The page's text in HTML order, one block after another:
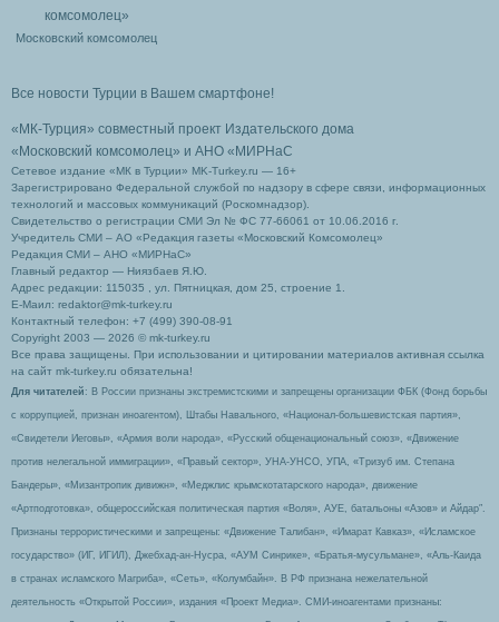
Московский комсомолец
Все новости Турции в Вашем смартфоне!
«МК-Турция» совместный проект Издательского дома
«Московский комсомолец» и АНО «МИРНаС
Сетевое издание «МК в Турции» MK-Turkey.ru — 16+
Зарегистрировано Федеральной службой по надзору в сфере связи, информационных
технологий и массовых коммуникаций (Роскомнадзор).
Свидетельство о регистрации СМИ Эл № ФС 77-66061 от 10.06.2016 г.
Учредитель СМИ – АО «Редакция газеты «Московский Комсомолец»
Редакция СМИ – АНО «МИРНаС»
Главный редактор — Ниязбаев Я.Ю.
Адрес редакции: 115035 , ул. Пятницкая, дом 25, строение 1.
Е-Маил: redaktor@mk-turkey.ru
Контактный телефон: +7 (499) 390-08-91
Copyright 2003 — 2026 © mk-turkey.ru
Все права защищены. При использовании и цитировании материалов активная ссылка
на сайт mk-turkey.ru обязательна!
Для читателей : В России признаны экстремистскими и запрещены организации ФБК (Фонд борьбы
с коррупцией, признан иноагентом), Штабы Навального, «Национал-большевистская партия»,
«Свидетели Иеговы», «Армия воли народа», «Русский общенациональный союз», «Движение
против нелегальной иммиграции», «Правый сектор», УНА-УНСО, УПА, «Тризуб им. Степана
Бандеры», «Мизантропик дивижн», «Меджлис крымскотатарского народа», движение
«Артподготовка», общероссийская политическая партия «Воля», АУЕ, батальоны «Азов» и Айдар″.
Признаны террористическими и запрещены: «Движение Талибан», «Имарат Кавказ», «Исламское
государство» (ИГ, ИГИЛ), Джебхад-ан-Нусра, «АУМ Синрике», «Братья-мусульмане», «Аль-Каида
в странах исламского Магриба», «Сеть», «Колумбайн». В РФ признана нежелательной
деятельность «Открытой России», издания «Проект Медиа». СМИ-иноагентами признаны: